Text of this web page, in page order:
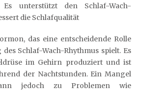
Es unterstützt den Schlaf-Wach-
die Schlafqualität
das eine entscheidende Rolle
Schlaf-Wach-Rhythmus spielt. Es
im Gehirn produziert und ist
der Nachtstunden. Ein Mangel
jedoch zu Problemen wie